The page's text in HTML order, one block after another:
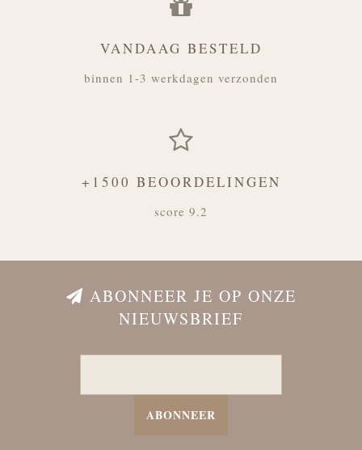
VANDAAG BESTELD
binnen 1-3 werkdagen verzonden
+1500 BEOORDELINGEN
score 9.2
ABONNEER JE OP ONZE
NIEUWSBRIEF
ABONNEER